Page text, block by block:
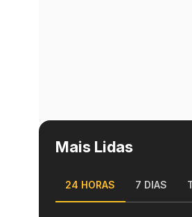
Mais Lidas
24 HORAS 7 DIAS